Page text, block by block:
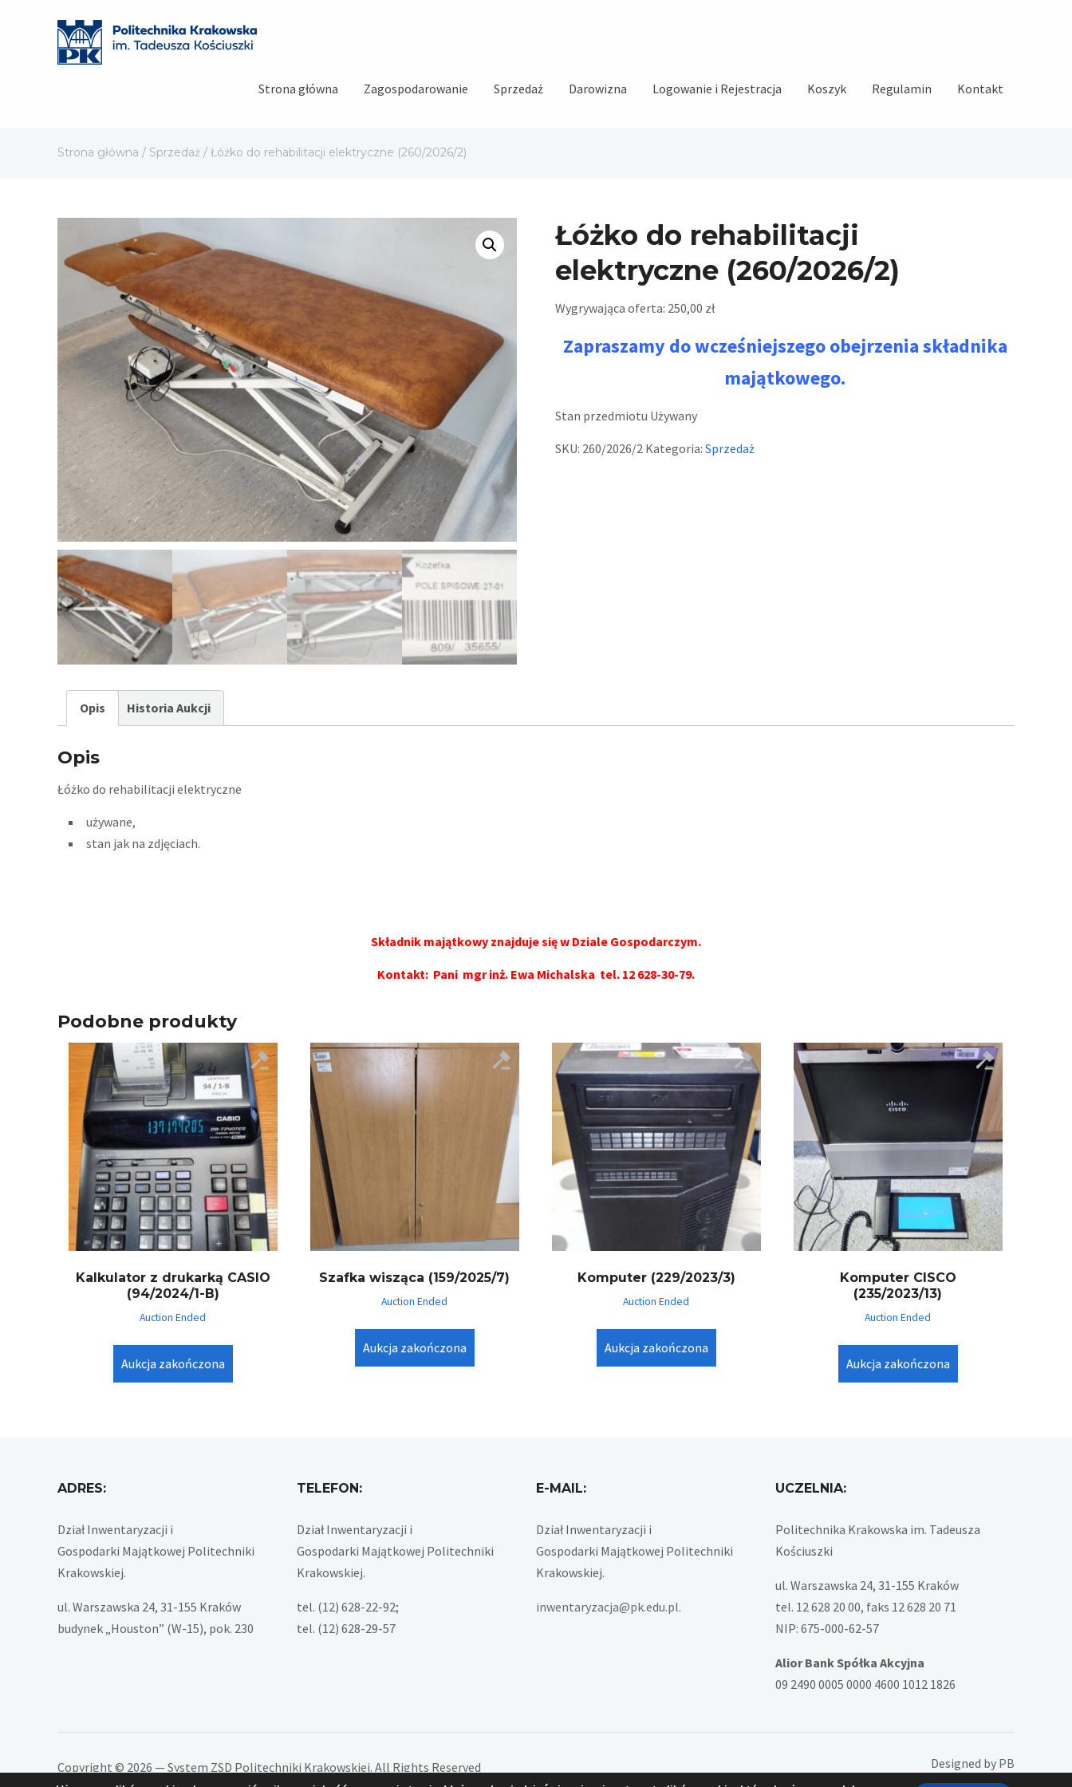
Strona główna Zagospodarowanie Sprzedaż Darowizna Logowanie i Rejestracja Koszyk Regulamin Kontakt
Strona główna / Sprzedaż / Łóżko do rehabilitacji elektryczne (260/2026/2)
Łóżko do rehabilitacji
elektryczne (260/2026/2)
Wygrywająca oferta: 250,00 zł
Zapraszamy do wcześniejszego obejrzenia składnika
majątkowego.
Stan przedmiotu Używany
SKU: 260/2026/2 Kategoria: Sprzedaż
Opis Historia Aukcji
Opis
Łóżko do rehabilitacji elektryczne
używane,
stan jak na zdjęciach.
Składnik majątkowy znajduje się w Dziale Gospodarczym.
Kontakt: Pani mgr inż. Ewa Michalska tel. 12 628-30-79.
Podobne produkty
Kalkulator z drukarką CASIO
(94/2024/1-B)
Auction Ended
Aukcja zakończona
Szafka wisząca (159/2025/7)
Auction Ended
Aukcja zakończona
Komputer (229/2023/3)
Auction Ended
Aukcja zakończona
Komputer CISCO
(235/2023/13)
Auction Ended
Aukcja zakończona
ADRES:
Dział Inwentaryzacji i
Gospodarki Majątkowej Politechniki
Krakowskiej.
ul. Warszawska 24, 31-155 Kraków
budynek „Houston” (W-15), pok. 230
TELEFON:
Dział Inwentaryzacji i
Gospodarki Majątkowej Politechniki
Krakowskiej.
tel. (12) 628-22-92;
tel. (12) 628-29-57
E-MAIL:
Dział Inwentaryzacji i
Gospodarki Majątkowej Politechniki
Krakowskiej.
inwentaryzacja@pk.edu.pl.
UCZELNIA:
Politechnika Krakowska im. Tadeusza
Kościuszki
ul. Warszawska 24, 31-155 Kraków
tel. 12 628 20 00, faks 12 628 20 71
NIP: 675-000-62-57
Alior Bank Spółka Akcyjna
09 2490 0005 0000 4600 1012 1826
Copyright © 2026 — System ZSD Politechniki Krakowskiej. All Rights Reserved Designed by PB